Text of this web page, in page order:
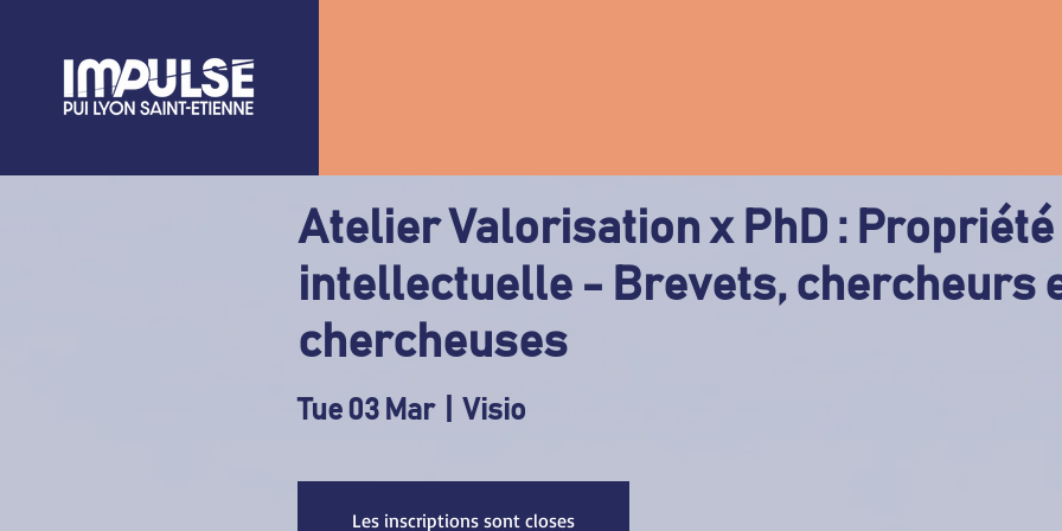
Atelier Valorisation x PhD : Propriété
intellectuelle - Brevets, chercheurs
chercheuses
Tue 03 Mar
  |
Visio
Les inscriptions sont closes